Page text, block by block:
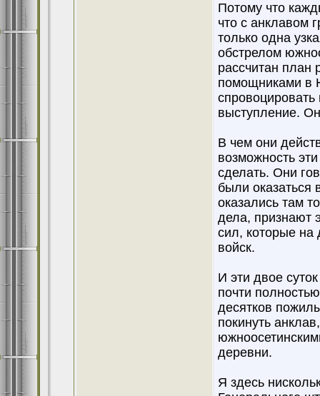
Потому что
что с анклавом
только одна
обстрелом
рассчитан план
помощниками в
спровоцировать
выступление.
В чем они
возможность
сделать. Они
были оказаться
оказались там
дела, признают
сил, которые на
войск.
И эти двое
почти
десятков
покинуть
деревни.
Я здесь